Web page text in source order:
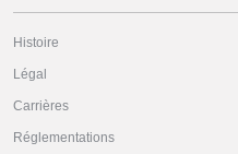
Histoire
Légal
Carrières
Réglementations